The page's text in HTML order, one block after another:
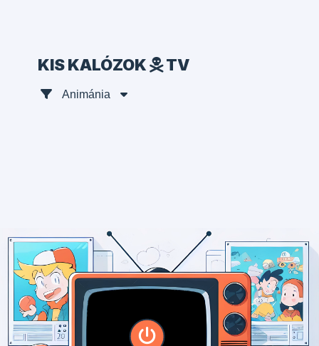
KIS KALÓZOK TV
Animánia